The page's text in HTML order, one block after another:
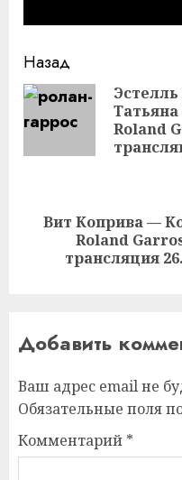
Продолжить
чтение
Назад
Roland
Следующая
запись:
Вит Коприва —
Roland
трансляция
Добавить
Ваш адрес email не
Обязательные поля
Комментарий *